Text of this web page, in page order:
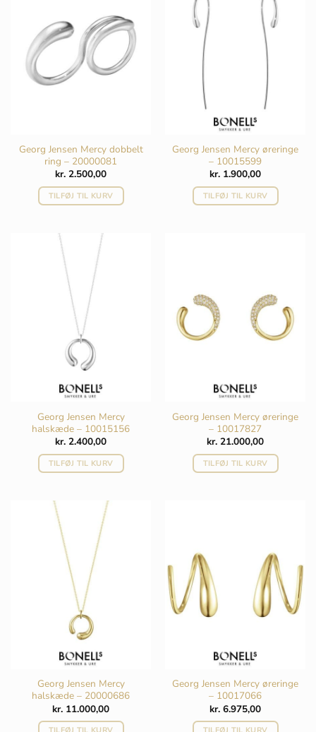
Mulighederne
kan
vælges
på
varesiden
Georg Jensen Mercy dobbelt
ring – 20000081
kr. 2.500,00
TILFØJ TIL KURV
Georg Jensen Mercy øreringe
– 10015599
kr. 1.900,00
TILFØJ TIL KURV
Georg Jensen Mercy
halskæde – 10015156
kr. 2.400,00
TILFØJ TIL KURV
Georg Jensen Mercy øreringe
– 10017827
kr. 21.000,00
TILFØJ TIL KURV
Georg Jensen Mercy
halskæde – 20000686
kr. 11.000,00
Georg Jensen Mercy øreringe
– 10017066
kr. 6.975,00